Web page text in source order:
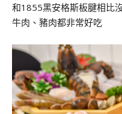
和1855黑安格斯板腱相比
牛肉、豬肉都非常好吃